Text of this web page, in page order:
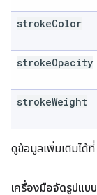
strokeColor
strokeOpacity
strokeWeight
ดูข้อมูลเพิ่มเติมได้ที่
เครื่องมือจัดรูปแบบ